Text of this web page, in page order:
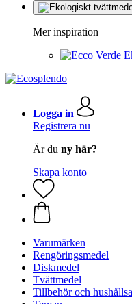
Mer inspiration
Logga in
Registrera nu
Är du ny här?
Skapa konto
Varumärken
Rengöringsmedel
Diskmedel
Tvättmedel
Tillbehör och